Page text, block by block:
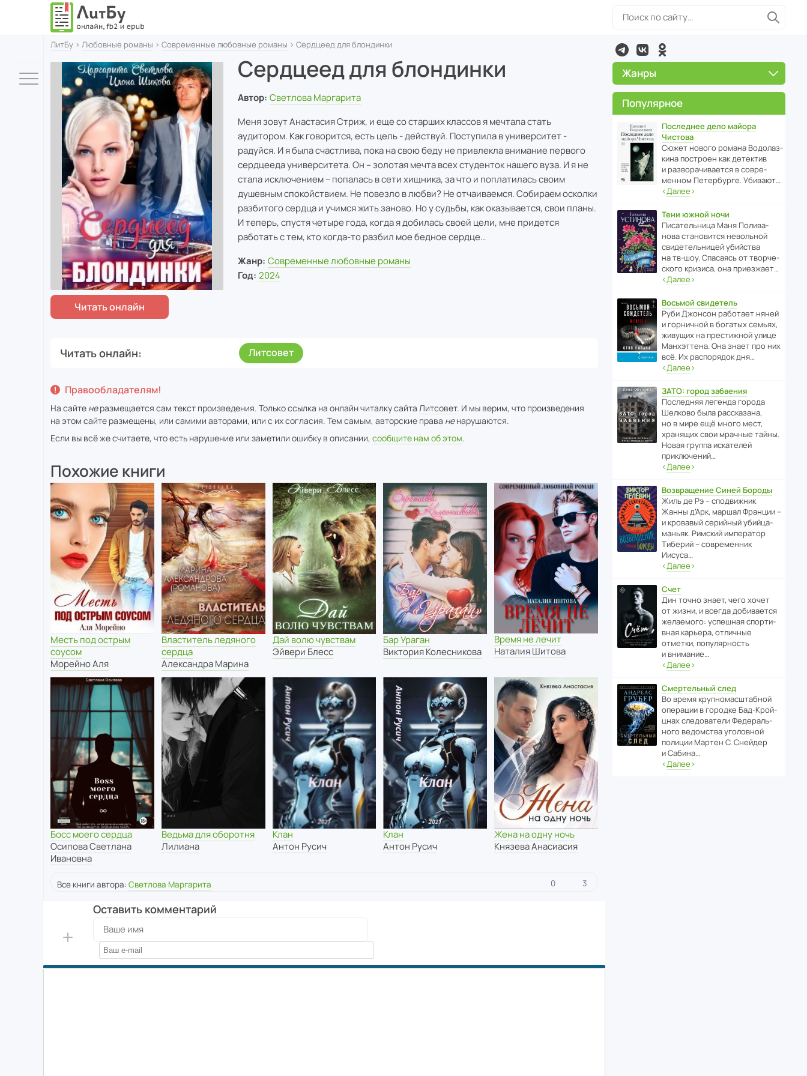
ЛитБу › Любовные романы › Современные любовные романы › Сердцеед для блондинки
Сердцеед для блондинки
Автор: Светлова Маргарита
Меня зовут Анастасия Стриж, и еще со старших классов я мечтала стать
аудитором. Как говорится, есть цель - действуй. Поступила в университет -
радуйся. И я была счастлива, пока на свою беду не привлекла внимание первого
сердцееда университета. Он – золотая мечта всех студенток нашего вуза. И я не
стала исключением – попалась в сети хищника, за что и поплатилась своим
душевным спокойствием. Не повезло в любви? Не отчаиваемся. Собираем осколки
разбитого сердца и учимся жить заново. Но у судьбы, как оказывается, свои планы.
И теперь, спустя четыре года, когда я добилась своей цели, мне придется
работать с тем, кто когда-то разбил мое бедное сердце…
Жанр: Современные любовные романы
Год: 2024
Читать онлайн Литсовет
Правообладателям!
На сайте неразмещается сам текст произведения. Только ссылка на онлайн читалку сайта Литсовет. И мы верим, что произведения
на этом сайте размещены, или самими авторами, или с их согласия. Тем самым, авторские права ненарушаются.
Если вы всё же считаете, что есть нарушение или заметили ошибку в описании, сообщите нам об этом.
Похожие книги
Месть под острым
соусом
Морейно Аля
Властитель ледяного
сердца
Александра Марина
Дай волю чувствам
Эйвери Блесс
Бар Ураган
Виктория Колесникова
Время не лечит
Наталия Шитова
Босс моего сердца
Осипова Светлана
Ивановна
Ведьма для оборотня
Лилиана
Клан
Антон Русич
Клан
Антон Русич
Жена на одну ночь
Князева Анасиасия
Все книги автора: Светлова Маргарита 0 3
Оставить комментарий
Жанры
Популярное
Последнее дело майора
Чистова
Сюжет нового романа Водо­ла­з­
кина пост­роен как дете­ктив
и разво­ра­чи­ва­ется в совре­
менном Пете­р­бурге. Убивают…
‹Далее›
Тени южной ночи
Писа­тель­ница Маня Поли­ва­
нова стано­вится невольной
свиде­тель­ницей убийства
на тв-шоу. Спасаясь от твор­че­
с­кого кризиса, она приезжает…
‹Далее›
Восьмой свидетель
Руби Джонсон рабо­тает няней
и горни­чной в богатых семьях,
живущих на прес­ти­жной улице
Манх­эт­тена. Она знает про них
всё. Их распо­рядок дня…
‹Далее›
ЗАТО: город забвения
После­дняя легенда города
Шелково была расска­зана,
но в мире ещё много мест,
хранящих свои мрачные тайны.
Новая группа иска­телей
приключений…
‹Далее›
Возвращение Синей Бороды
Жиль де Рэ – спод­ви­жник
Жанны д’Арк, маршал Франции –
и кровавый серийный убийца-
маньяк. Римский импе­ратор
Тиберий – совре­менник
Иисуса…
‹Далее›
Счет
Дин точно знает, чего хочет
от жизни, и всегда доби­ва­ется
жела­е­мого: успе­шная спор­ти­
вная карьера, отли­чные
отметки, попу­ля­р­ность
и внимание…
‹Далее›
Смертельный след
Во время круп­но­мас­ш­та­бной
операции в городке Бад‑Крой­
цнах следо­ва­тели Феде­раль­
ного ведомства уголо­вной
полиции Мартен С. Снейдер
и Сабина…
‹Далее›